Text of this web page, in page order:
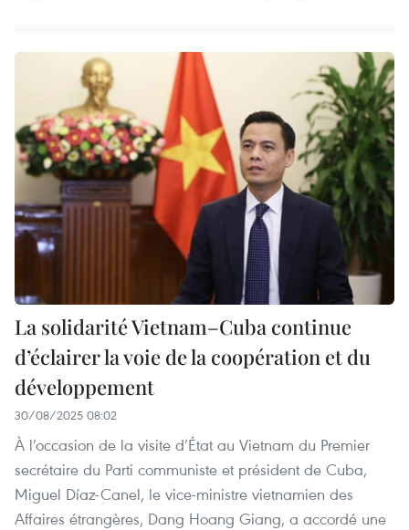
La solidarité Vietnam–Cuba continue
d’éclairer la voie de la coopération et du
développement
30/08/2025 08:02
À l’occasion de la visite d’État au Vietnam du Premier
secrétaire du Parti communiste et président de Cuba,
Miguel Díaz-Canel, le vice-ministre vietnamien des
Affaires étrangères, Dang Hoang Giang, a accordé une